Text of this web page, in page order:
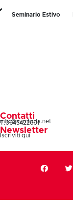
Seminario Estivo
Contatti
info@symbola.net
T.0645422601
Newsletter
Iscriviti qui